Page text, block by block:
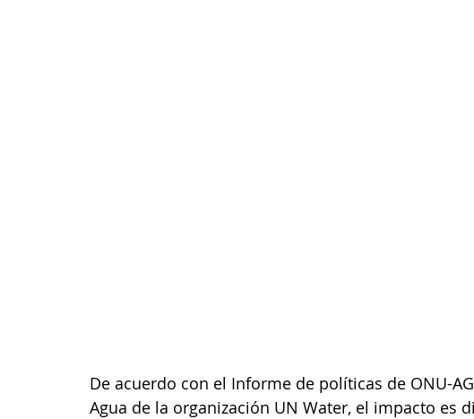
De acuerdo con el Informe de políticas de ONU-
Agua de la organización UN Water, el impacto es